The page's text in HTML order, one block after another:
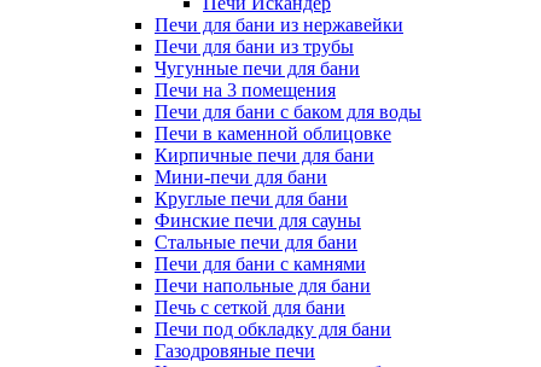
Печи для бани из нержавейки
Печи для бани из трубы
Чугунные печи для бани
Печи на 3 помещения
Печи для бани с баком для воды
Печи в каменной облицовке
Кирпичные печи для бани
Мини-печи для бани
Круглые печи для бани
Финские печи для сауны
Стальные печи для бани
Печи для бани с камнями
Печи напольные для бани
Печь с сеткой для бани
Печи под обкладку для бани
Газодровяные печи